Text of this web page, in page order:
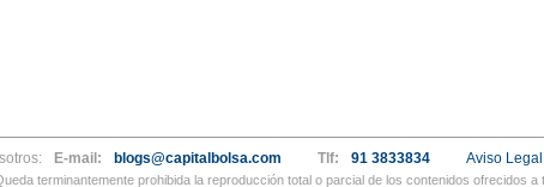
E-mail: blogs@capitalbolsa.com Tlf: 91 3833834 Aviso Legal
terminantemente prohibida la reproducción total o parcial de los contenidos ofrecidos